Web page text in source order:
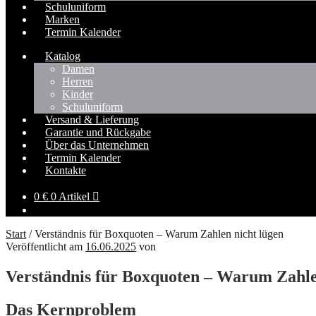
Schuluniform
Marken
Termin Kalender
Katalog
Damen
Herren
Kinder
Schuluniform
Versand & Lieferung
Garantie und Rückgabe
Über das Unternehmen
Termin Kalender
Kontakte
0 € 0 Artikel
Start /Verständnis für Boxquoten – Warum Zahlen nicht lügen
Veröffentlicht am 16.06.2025 von
Verständnis für Boxquoten – Warum
Das Kernproblem